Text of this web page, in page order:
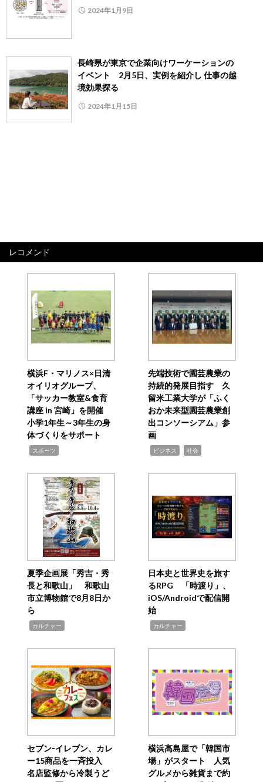
2024年1月9日
長崎県が東京で企業向けワーケーションの
イベント 2月5日、実例を紹介し 仕事の越
境効果探る
2024年1月15日
レコメンド
横浜F・マリノス×日清
オイリオグループ、
「サッカー教室&食育
講座 in 宮崎」を開催
小学1年生～3年生の身
体づくりをサポート
スポーツ
先端技術で園芸農業の
持続的発展目指す 久
留米工業大学が「ふく
おか未来型園芸農業創
出コンソーシアム」参
画
ビジネス 社会
夏季企画展「秀吉・秀
長と和歌山」 和歌山
市立博物館で8月8日か
ら
カルチャー
日本史と世界史を旅す
るRPG 「時渡り」、
iOS/Androidで配信開
始
カルチャー
セブン‐イレブン、カレ
ー15商品を一斉投入
名店監修から冷製うど
横浜高島屋で「韓国市
場」がスタート 人気
グルメから雑貨まで約